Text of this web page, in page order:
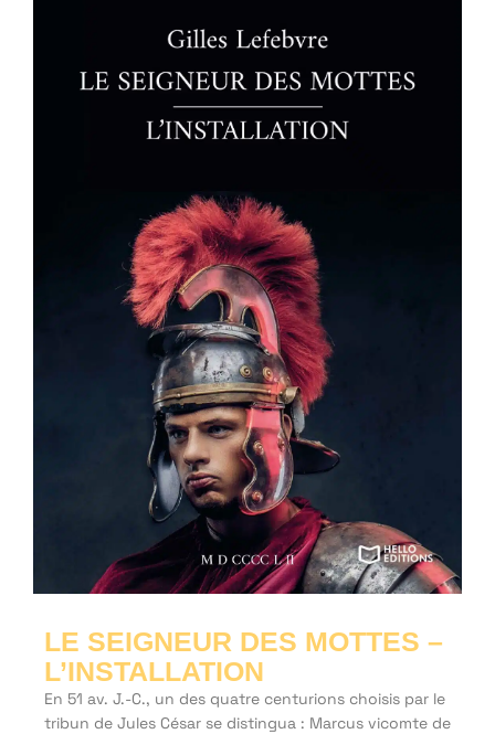
LE SEIGNEUR DES MOTTES –
L’INSTALLATION
En 51 av. J.-C., un des quatre centurions choisis par le
tribun de Jules César se distingua : Marcus vicomte de